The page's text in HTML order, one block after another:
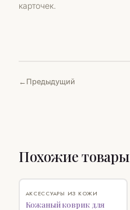
карточек.
Предыдущий
Похожие товары
АКСЕССУАРЫ ИЗ КОЖИ
Кожаный коврик для